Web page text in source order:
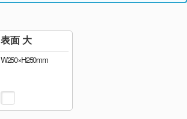
表面 大
W250×H250mm